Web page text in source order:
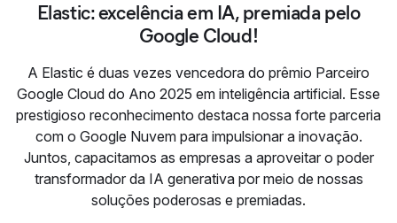
Elastic: excelência em IA, premiada pelo
Google Cloud!
A Elastic é duas vezes vencedora do prêmio Parceiro
Google Cloud do Ano 2025 em inteligência artificial. Esse
prestigioso reconhecimento destaca nossa forte parceria
com o Google Nuvem para impulsionar a inovação.
Juntos, capacitamos as empresas a aproveitar o poder
transformador da IA generativa por meio de nossas
soluções poderosas e premiadas.